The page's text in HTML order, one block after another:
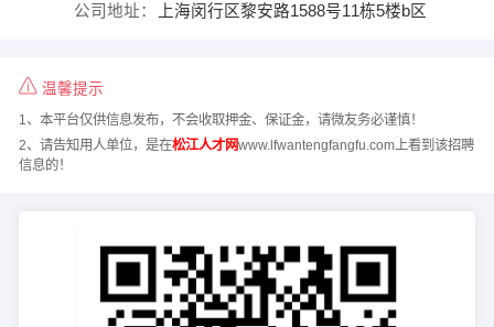
公司地址： 上海闵行区黎安路1588号11栋5楼b区
温馨提示
1、本平台仅供信息发布，不会收取押金、保证金，请微友务必谨慎！
2、请告知用人单位，是在松江人才网www.lfwantengfangfu.com上看到该招聘
信息的！